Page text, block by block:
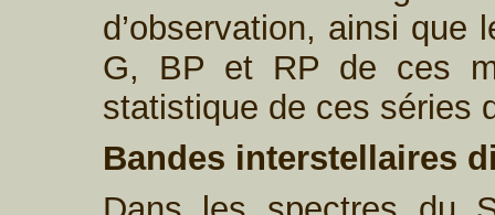
d’observation, ainsi que
G, BP et RP de ces
statistique de ces séries
Bandes interstellaires